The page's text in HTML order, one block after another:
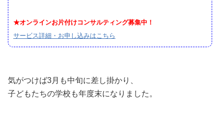
★オンラインお片付けコンサルティング募集中！
サービス詳細・お申し込みはこちら
気がつけば3月も中旬に差し掛かり、
子どもたちの学校も年度末になりました。